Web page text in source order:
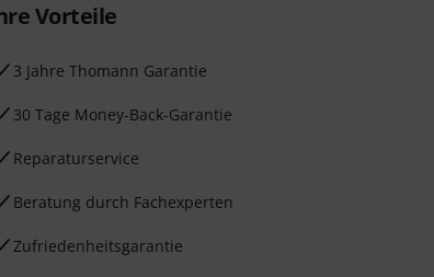
Vorteile
3 Jahre Thomann Garantie
30 Tage Money-Back-Garantie
Reparaturservice
Beratung durch Fachexperten
Zufriedenheitsgarantie